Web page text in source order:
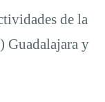
de la
Guadalajara y